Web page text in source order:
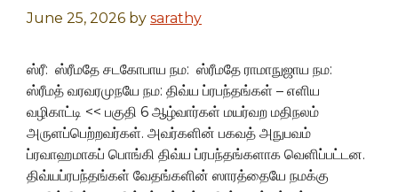
June 25, 2026 by sarathy
ஸ்ரீ: ஸ்ரீமதே சடகோபாய நம: ஸ்ரீமதே ராமாநுஜாய நம:
ஸ்ரீமத் வரவரமுநயே நம: திவ்ய ப்ரபந்தங்கள் – எளிய
வழிகாட்டி << பகுதி 6 ஆழ்வார்கள் மயர்வற மதிநலம்
அருளப்பெற்றவர்கள். அவர்களின் பகவத் அநுபவம்
ப்ரவாஹமாகப் பொங்கி திவ்ய ப்ரபந்தங்களாக வெளிப்பட்டன.
திவ்யப்ரபந்தங்கள் வேதங்களின் ஸாரத்தையே நமக்கு